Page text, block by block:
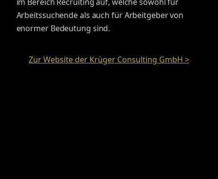
Arbeitssuchende als auch für Arbeitgeber von
enormer Bedeutung sind.
Zur Website der Krüger Consulting GmbH >